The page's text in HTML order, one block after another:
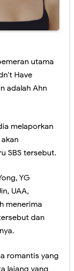
utama
Have
adalah Ahn
melaporkan
SBS tersebut.
YG
UAA,
menerima
dan
romantis yang